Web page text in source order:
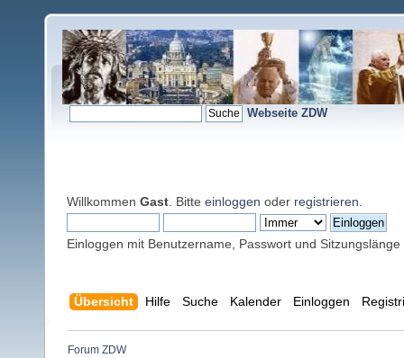
Webseite ZDW
Willkommen Gast . Bitte einloggen oder registrieren
Einloggen mit Benutzername, Passwort und Sitzungslänge
Übersicht Hilfe Suche Kalender Einloggen
Forum ZDW